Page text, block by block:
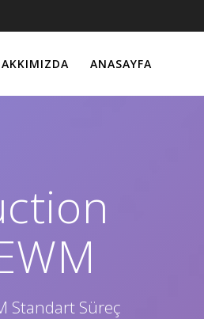
ANASAYFA
Standart Süreç